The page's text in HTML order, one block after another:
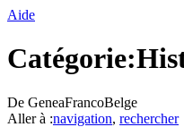
Aide
De GeneaFrancoBelge
Aller à :navigation, rechercher